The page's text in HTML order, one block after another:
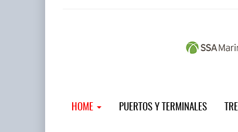
HOME PUERTOS Y TERMINALES